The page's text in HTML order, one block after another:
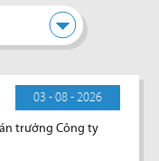
03 - 08 - 2026
trưởng Công ty